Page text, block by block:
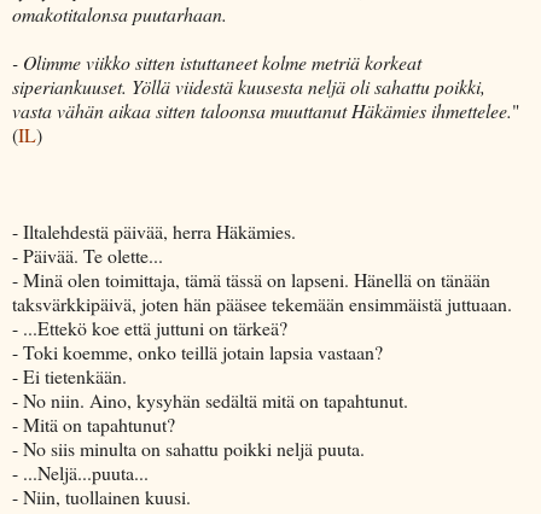
omakotitalonsa puutarhaan.
- Olimme viikko sitten istuttaneet kolme metriä korkeat
siperiankuuset. Yöllä viidestä kuusesta neljä oli sahattu poikki,
vasta vähän aikaa sitten taloonsa muuttanut Häkämies ihmettelee."
(IL)
- Iltalehdestä päivää, herra Häkämies.
- Päivää. Te olette...
- Minä olen toimittaja, tämä tässä on lapseni. Hänellä on tänään
taksvärkkipäivä, joten hän pääsee tekemään ensimmäistä juttuaan.
- ...Ettekö koe että juttuni on tärkeä?
- Toki koemme, onko teillä jotain lapsia vastaan?
- Ei tietenkään.
- No niin. Aino, kysyhän sedältä mitä on tapahtunut.
- Mitä on tapahtunut?
- No siis minulta on sahattu poikki neljä puuta.
- ...Neljä...puuta...
- Niin, tuollainen kuusi.